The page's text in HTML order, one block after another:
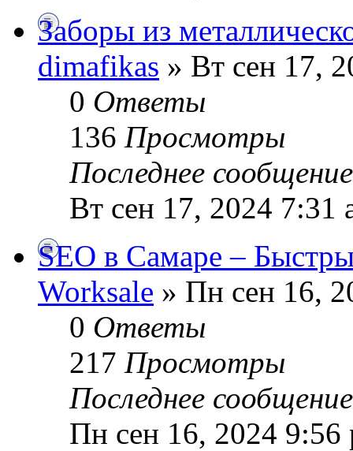
Заборы из
dimafikas » Вт сен 17,
0 Ответы
136 Просмотры
Последнее
Вт сен 17, 2024 7:31
SEO в Самаре –
Worksale » Пн сен 16,
0 Ответы
217 Просмотры
Последнее
Пн сен 16, 2024 9:56